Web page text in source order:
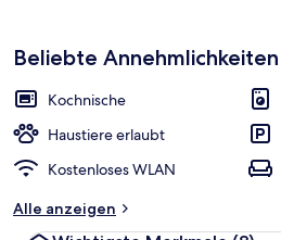
Beliebte Annehmlichkeiten
Kochnische
Haustiere erlaubt
Kostenloses WLAN
Alle anzeigen